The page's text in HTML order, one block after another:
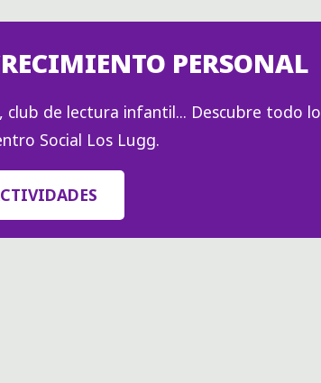
CULTURA
CALOR
PERSONAL
club de lectura infantil... Descubre todo lo
Social Los Lugg.